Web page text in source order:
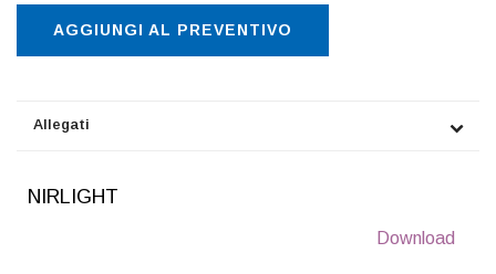
AGGIUNGI AL PREVENTIVO
Allegati
NIRLIGHT
Download